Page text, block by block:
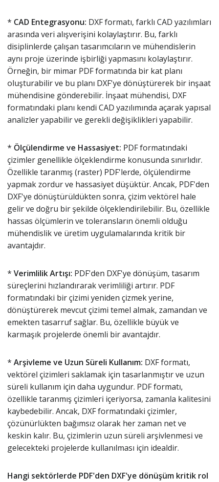
* CAD Entegrasyonu: DXF formatı, farklı CAD yazılımları
arasında veri alışverişini kolaylaştırır. Bu, farklı
disiplinlerde çalışan tasarımcıların ve mühendislerin
aynı proje üzerinde işbirliği yapmasını kolaylaştırır.
Örneğin, bir mimar PDF formatında bir kat planı
oluşturabilir ve bu planı DXF'ye dönüştürerek bir inşaat
mühendisine gönderebilir. İnşaat mühendisi, DXF
formatındaki planı kendi CAD yazılımında açarak yapısal
analizler yapabilir ve gerekli değişiklikleri yapabilir.
* Ölçülendirme ve Hassasiyet: PDF formatındaki
çizimler genellikle ölçeklendirme konusunda sınırlıdır.
Özellikle taranmış (raster) PDF'lerde, ölçülendirme
yapmak zordur ve hassasiyet düşüktür. Ancak, PDF'den
DXF'ye dönüştürüldükten sonra, çizim vektörel hale
gelir ve doğru bir şekilde ölçeklendirilebilir. Bu, özellikle
hassas ölçümlerin ve toleransların önemli olduğu
mühendislik ve üretim uygulamalarında kritik bir
avantajdır.
* Verimlilik Artışı: PDF'den DXF'ye dönüşüm, tasarım
süreçlerini hızlandırarak verimliliği artırır. PDF
formatındaki bir çizimi yeniden çizmek yerine,
dönüştürerek mevcut çizimi temel almak, zamandan ve
emekten tasarruf sağlar. Bu, özellikle büyük ve
karmaşık projelerde önemli bir avantajdır.
* Arşivleme ve Uzun Süreli Kullanım: DXF formatı,
vektörel çizimleri saklamak için tasarlanmıştır ve uzun
süreli kullanım için daha uygundur. PDF formatı,
özellikle taranmış çizimleri içeriyorsa, zamanla kalitesini
kaybedebilir. Ancak, DXF formatındaki çizimler,
çözünürlükten bağımsız olarak her zaman net ve
keskin kalır. Bu, çizimlerin uzun süreli arşivlenmesi ve
gelecekteki projelerde kullanılması için idealdir.
Hangi sektörlerde PDF'den DXF'ye dönüşüm kritik rol